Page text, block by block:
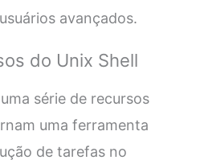
avançados.
do Unix Shell
série de recursos
uma ferramenta
de tarefas no